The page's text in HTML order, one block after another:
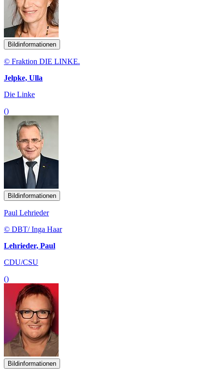
Bildinformationen
© Fraktion DIE LINKE.
Jelpke, Ulla
Die Linke
()
Bildinformationen
Paul Lehrieder
© DBT/ Inga Haar
Lehrieder, Paul
CDU/CSU
()
Bildinformationen